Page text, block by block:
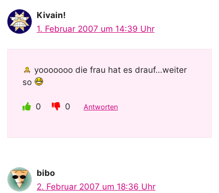
i
d
e
o
Kivain!
1. Februar 2007 um 14:39 Uhr
yooooooo die frau hat es drauf…weiter
so
0 0 Antworten
bibo
2. Februar 2007 um 18:36 Uhr